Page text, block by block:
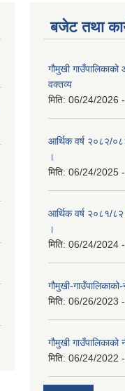
बजेट तथा
गौमुखी
वक्तव्य
मिति: 06/24/2026
आर्थिक वर्ष २०८२/
।
मिति: 06/24/2025
आर्थिक वर्ष २०८१/८२
।
मिति: 06/24/2024
गौमुखी-
मिति: 06/26/2023
गौमुखी
मिति: 06/24/2022